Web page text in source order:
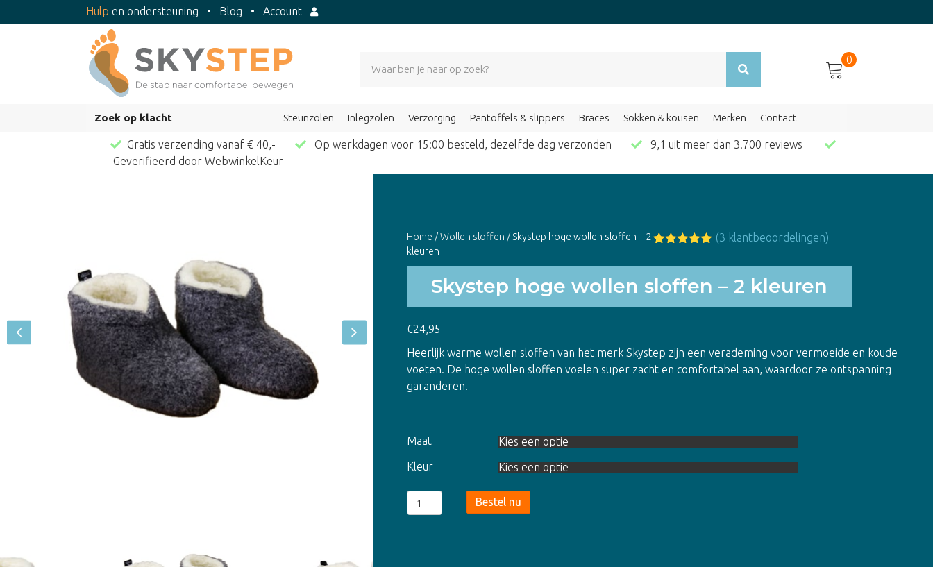
Hulp en ondersteuning • Blog •Account
0
Zoek op klacht Steunzolen Inlegzolen Verzorging Pantoffels & slippers Braces Sokken & kousen Merken Contact
Gratis verzending vanaf € 40,- Op werkdagen voor 15:00 besteld, dezelfde dag verzonden
9,1 uit meer dan 3.700 reviews
Geverifieerd door WebwinkelKeur
Home /Wollen sloffen / Skystep hoge wollen sloffen – 2
kleuren
5.00op 5
gebaseerd
opklant
(3 klantbeoordelingen)
Skystep hoge wollen sloffen – 2 kleuren
€24,95
Heerlijk warme wollen sloffen van het merk Skystep zijn een verademing voor vermoeide en koude
voeten. De hoge wollen sloffen voelen super zacht en comfortabel aan, waardoor ze ontspanning
garanderen.
Maat
Kleur
Skystep
hoge
Bestel nu